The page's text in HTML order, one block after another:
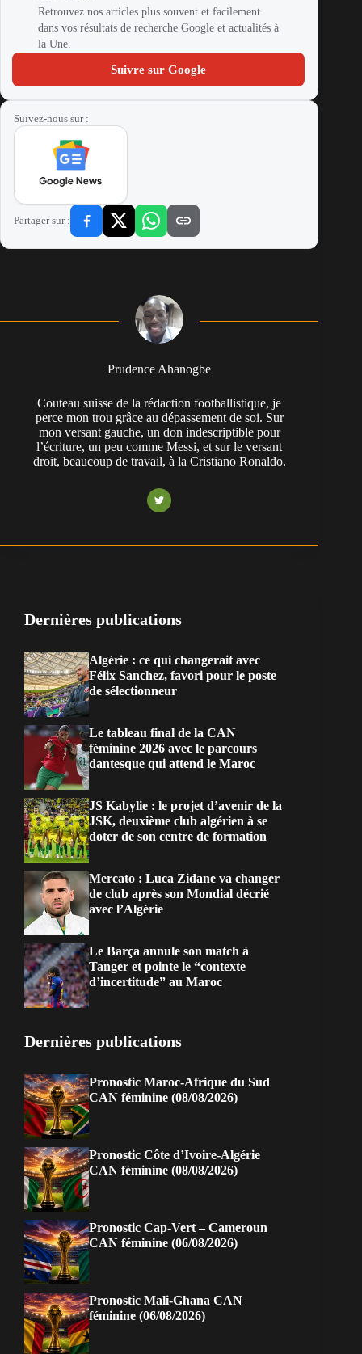
Retrouvez nos articles plus souvent et facilement
dans vos résultats de recherche Google et actualités à
la Une.
Suivre sur Google
Suivez-nous sur :
Partager sur :
Prudence Ahanogbe
Couteau suisse de la rédaction footballistique, je
perce mon trou grâce au dépassement de soi. Sur
mon versant gauche, un don indescriptible pour
l’écriture, un peu comme Messi, et sur le versant
droit, beaucoup de travail, à la Cristiano Ronaldo.
Dernières publications
Algérie : ce qui changerait avec
Félix Sanchez, favori pour le poste
de sélectionneur
Le tableau final de la CAN
féminine 2026 avec le parcours
dantesque qui attend le Maroc
JS Kabylie : le projet d’avenir de la
JSK, deuxième club algérien à se
doter de son centre de formation
Mercato : Luca Zidane va changer
de club après son Mondial décrié
avec l’Algérie
Le Barça annule son match à
Tanger et pointe le “contexte
d’incertitude” au Maroc
Dernières publications
Pronostic Maroc-Afrique du Sud
CAN féminine (08/08/2026)
Pronostic Côte d’Ivoire-Algérie
CAN féminine (08/08/2026)
Pronostic Cap-Vert – Cameroun
CAN féminine (06/08/2026)
Pronostic Mali-Ghana CAN
féminine (06/08/2026)